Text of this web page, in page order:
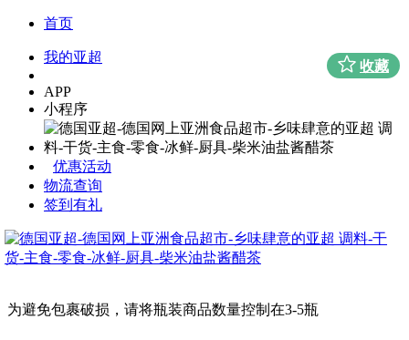
首页
我的亚超
APP
小程序
优惠活动
物流查询
签到有礼
为避免包裹破损，请将瓶装商品数量控制在3-5瓶
收藏